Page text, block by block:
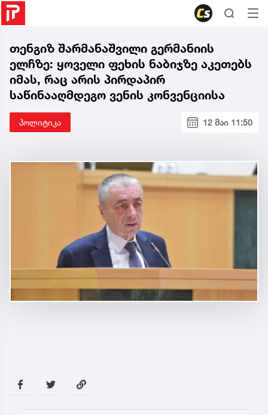
თენგიზ შარმანაშვილი გერმანიის
ელჩზე: ყოველი ფეხის ნაბიჯზე აკეთებს
იმას, რაც არის პირდაპირ
საწინააღმდეგო ვენის კონვენციისა
პოლიტიკა 12 მაი 11:50